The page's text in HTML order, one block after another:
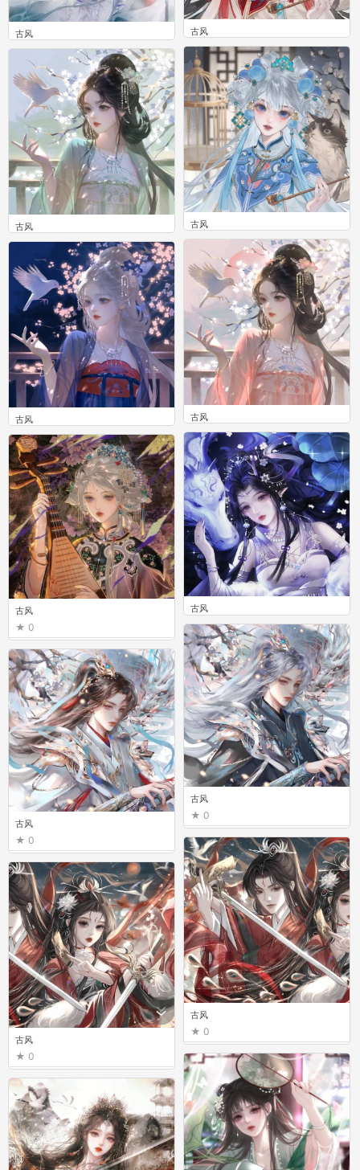
古风
0
古风
0
古风
0
古风
0
古风
0
古风
0
古风
0
古风
0
古风
0
古风
0
古风
0
古风
0